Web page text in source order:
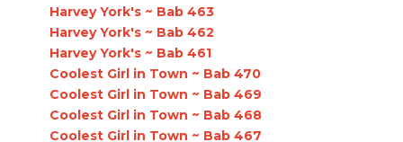
Harvey York's ~ Bab 463
Harvey York's ~ Bab 462
Harvey York's ~ Bab 461
Coolest Girl in Town ~ Bab 470
Coolest Girl in Town ~ Bab 469
Coolest Girl in Town ~ Bab 468
Coolest Girl in Town ~ Bab 467